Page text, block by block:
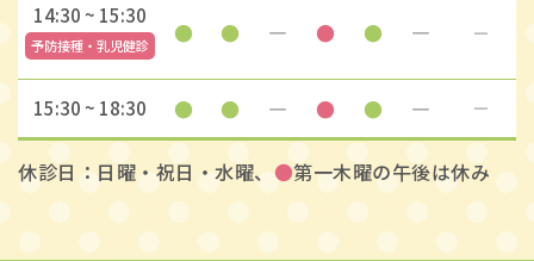
14:30 ~ 15:30
予防接種・乳児健診 ● ● ― ● ● ― ―
15:30 ~ 18:30 ● ● ― ● ● ― ―
休診日：日曜・祝日・水曜、 ●第一木曜の午後は休み